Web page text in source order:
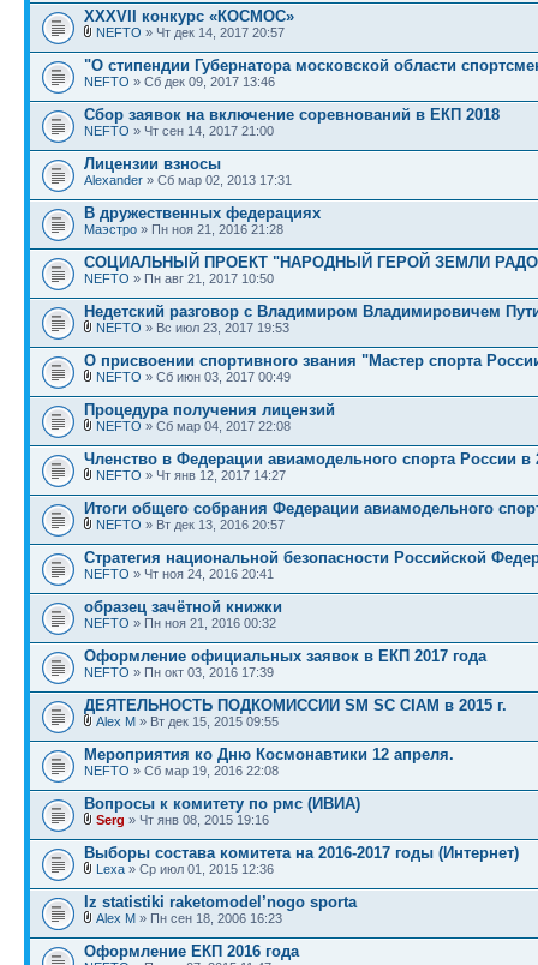
XXXVII конкурс «КОСМОС»
NEFTO » Чт дек 14, 2017 20:57
"О стипендии Губернатора московской области
NEFTO » Сб дек 09, 2017 13:46
Сбор заявок на включение соревнований в ЕКП 2018
NEFTO » Чт сен 14, 2017 21:00
Лицензии взносы
Alexander » Сб мар 02, 2013 17:31
В дружественных федерациях
Маэстро » Пн ноя 21, 2016 21:28
СОЦИАЛЬНЫЙ ПРОЕКТ "НАРОДНЫЙ ГЕРОЙ ЗЕМЛИ
NEFTO » Пн авг 21, 2017 10:50
Недетский разговор с Владимиром Владимировичем
NEFTO » Вс июл 23, 2017 19:53
О присвоении спортивного звания "Мастер спорта
NEFTO » Сб июн 03, 2017 00:49
Процедура получения лицензий
NEFTO » Сб мар 04, 2017 22:08
Членство в Федерации авиамодельного спорта России в
NEFTO » Чт янв 12, 2017 14:27
Итоги общего собрания Федерации авиамодельного
NEFTO » Вт дек 13, 2016 20:57
Стратегия национальной безопасности Российской
NEFTO » Чт ноя 24, 2016 20:41
образец зачётной книжки
NEFTO » Пн ноя 21, 2016 00:32
Оформление официальных заявок в ЕКП 2017 года
NEFTO » Пн окт 03, 2016 17:39
ДЕЯТЕЛЬНОСТЬ ПОДКОМИССИИ SM SC CIAM в 2015 г.
Alex M » Вт дек 15, 2015 09:55
Мероприятия ко Дню Космонавтики 12 апреля.
NEFTO » Сб мар 19, 2016 22:08
Вопросы к комитету по рмс (ИВИА)
Serg » Чт янв 08, 2015 19:16
Выборы состава комитета на 2016-2017 годы (Интернет)
Lexa » Ср июл 01, 2015 12:36
Iz statistiki raketomodel’nogo sporta
Alex M » Пн сен 18, 2006 16:23
Оформление ЕКП 2016 года